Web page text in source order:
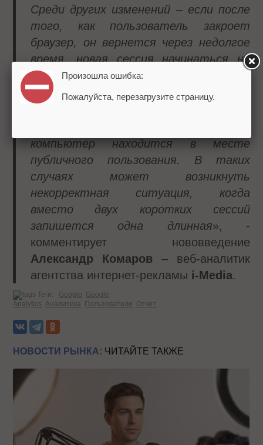
Среди других изменений – если после
того, как пользователь закроет
браузер, он вернется через недолгое
время, новая сессия начинаться не
будет.
компьютер находится в месте
публичного пользования. В таких
случаях может возникнуть
некорректная ситуация, когда
вместо двух коротких сессий
запишется одна длинная», -
комментирует нововведение
Александр Комаров – веб-аналитик
агентства интернет-рекламы i-Media.
Теги: Google Google
Analytics Аналитика Пользователи Отчет
НОВОСТИ РЫНКА: ЧИТАЙТЕ ТАКЖЕ
Произошла ошибка:
Пожалуйста, перезагрузите страницу.